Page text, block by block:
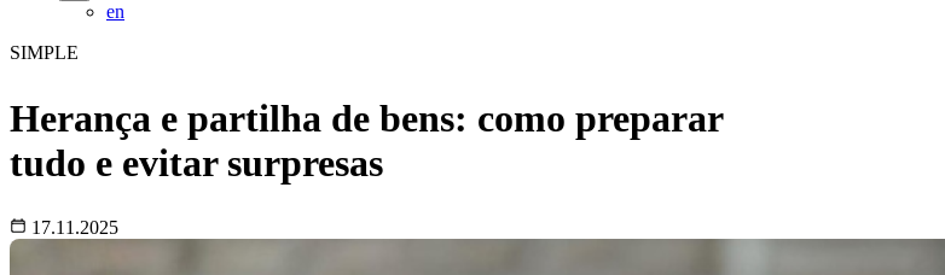
en
SIMPLE
Herança e partilha de bens: como preparar
tudo e evitar surpresas
17.11.2025